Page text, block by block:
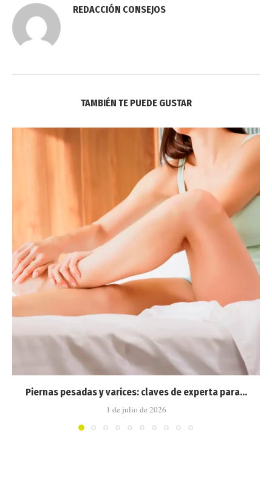
REDACCIÓN CONSEJOS
TAMBIÉN TE PUEDE GUSTAR
Piernas pesadas y varices: claves de experta para...
1 de julio de 2026